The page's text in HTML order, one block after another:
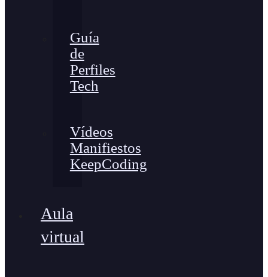
Guía
de
Perfiles
Tech
Vídeos
Manifiestos
KeepCoding
Aula
virtual